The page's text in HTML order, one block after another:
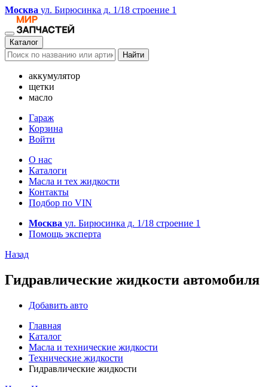
Москва ул. Бирюсинка д. 1/18 строение 1
Каталог
Найти
аккумулятор
щетки
масло
Гараж
Корзина
Войти
О нас
Каталоги
Масла и тех жидкости
Контакты
Подбор по VIN
Москва ул. Бирюсинка д. 1/18 строение 1
Помощь эксперта
Назад
Гидравлические жидкости автомобиля
Добавить авто
Главная
Каталог
Масла и технические жидкости
Технические жидкости
Гидравлические жидкости